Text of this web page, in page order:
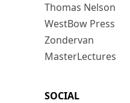
Thomas Nelson
WestBow Press
Zondervan
MasterLectures
SOCIAL